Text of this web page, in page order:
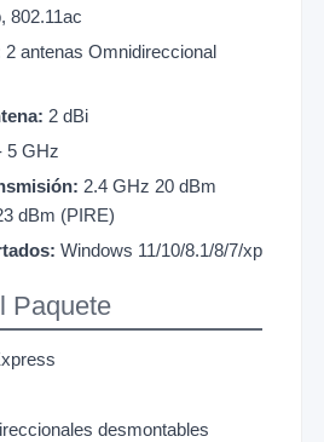
802.11ac
2 antenas Omnidireccional
2 dBi
5 GHz
2.4 GHz 20 dBm
dBm (PIRE)
Windows 11/10/8.1/8/7/xp
Paquete
desmontables